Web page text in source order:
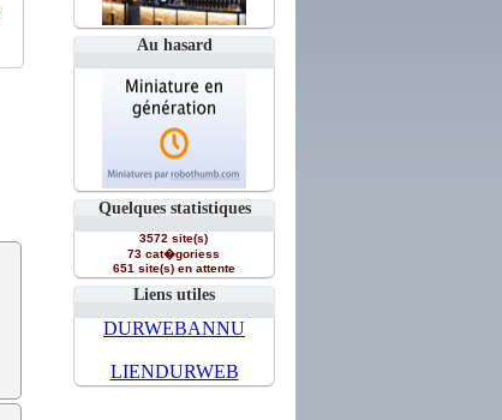
Au hasard
Quelques statistiques
3572 site(s)
73 cat�goriess
651 site(s) en attente
Liens utiles
DURWEBANNU
LIENDURWEB